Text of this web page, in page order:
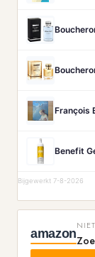
Bijgewerkt 7-8-2026
amazon